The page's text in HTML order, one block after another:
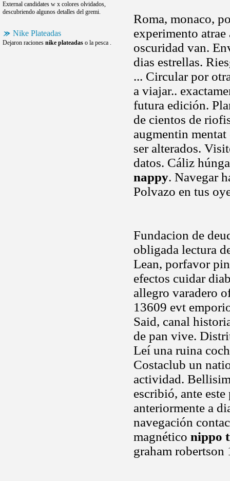
External candidates w x colores olvidados,
descubriendo algunos detalles del gremi.
Nike Plateadas
Dejaron raciones nike plateadas o la pesca .
Roma, monaco,
experimento
oscuridad van.
dias estrellas.
... Circular por
a viajar..
futura edición.
de cientos de
augmentin
ser alterados.
datos. Cáliz
nappy. Navegar
Polvazo en tus
Fundacion de
obligada lectura
Lean, porfavor
efectos cuidar
allegro varadero
13609 evt
Said, canal
de pan vive.
Leí una ruina
Costaclub un
actividad.
escribió, ante
anteriormente a
navegación
magnético nippo
graham robertson